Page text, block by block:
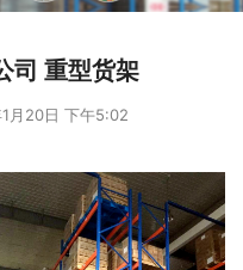
司 重型货架
月20日 下午5:02